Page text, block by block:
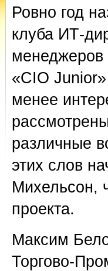
Ровно год
клуба ИТ-
менеджеров
«CIO
менее
различные
этих слов
Михельсон,
проекта.
Максим
Торгово-